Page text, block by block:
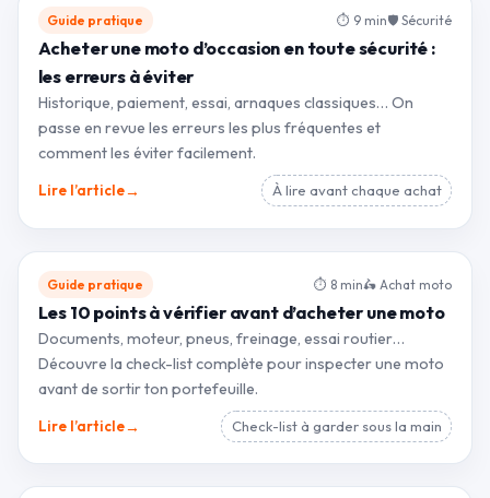
Guide pratique ⏱ 9 min🛡 Sécurité
Acheter une moto d’occasion en toute sécurité :
les erreurs à éviter
Historique, paiement, essai, arnaques classiques… On
passe en revue les erreurs les plus fréquentes et
comment les éviter facilement.
Lire l’article→ À lire avant chaque achat
Guide pratique ⏱ 8 min🛵 Achat moto
Les 10 points à vérifier avant d’acheter une moto
Documents, moteur, pneus, freinage, essai routier…
Découvre la check-list complète pour inspecter une moto
avant de sortir ton portefeuille.
Lire l’article→ Check-list à garder sous la main